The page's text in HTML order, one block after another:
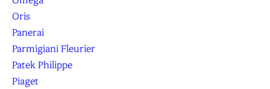
Oris
Panerai
Parmigiani Fleurier
Patek Philippe
Piaget